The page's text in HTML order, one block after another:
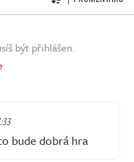
být přihlášen.
bude dobrá hra